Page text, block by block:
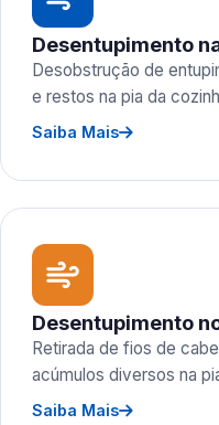
Desentupimento
Desobstrução de
e restos na pia da
Saiba Mais
Desentupimento
Retirada de fios de
acúmulos diversos na
Saiba Mais